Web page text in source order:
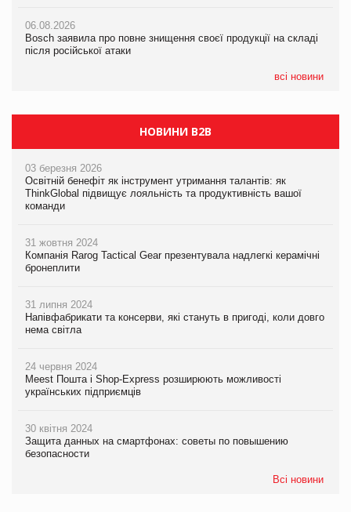
06.08.2026
Bosch заявила про повне знищення своєї продукції на складі
після російської атаки
всі новини
06.08.2026
Bosch заявила про повне знищення своєї продукції на складі
після російської атаки
06.08.2026
Bosch заявила про повне знищення своєї продукції на складі
після російської атаки
НОВИНИ B2B
03 березня 2026
Освітній бенефіт як інструмент утримання талантів: як
ThinkGlobal підвищує лояльність та продуктивність вашої
команди
31 жовтня 2024
Компанія Rarog Tactical Gear презентувала надлегкі керамічні
бронеплити
31 липня 2024
Напівфабрикати та консерви, які стануть в пригоді, коли довго
нема світла
24 червня 2024
Meest Пошта і Shop-Express розширюють можливості
українських підприємців
30 квітня 2024
Защита данных на смартфонах: советы по повышению
безопасности
Всі новини